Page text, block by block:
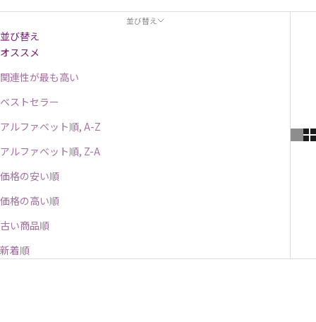
並び替え
並び替え
オススメ
関連性が最も高い
ベストセラー
アルファベット順, A-Z
アルファベット順, Z-A
価格の安い順
価格の高い順
古い商品順
新着順